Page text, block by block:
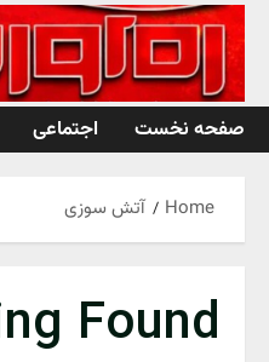
Skip
content
صفحه نخست
اجتماعی
Home آتش سوزی
Found